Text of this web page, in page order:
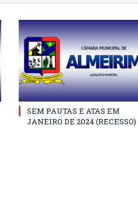
SEM PAUTAS E ATAS EM
JANEIRO DE 2024 (RECESSO)